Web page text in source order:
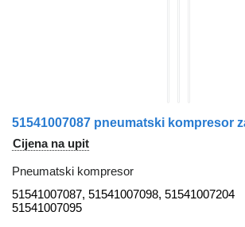
Cijena na upit
Pneumatski kompresor
51541007087, 51541007098, 51541007204
51541007095